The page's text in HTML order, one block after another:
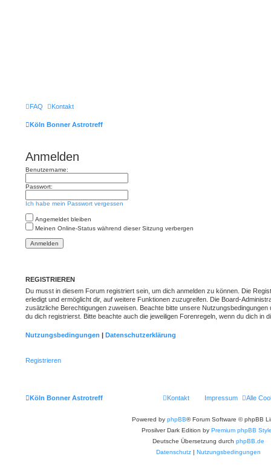
FAQ Kontakt
Köln Bonner Astrotreff
Anmelden
Benutzername:
Passwort:
Ich habe mein Passwort vergessen
Angemeldet bleiben
Meinen Online-Status während dieser Sitzung verbergen
REGISTRIEREN
Du musst in diesem Forum registriert sein, um dich anmelden zu können. Die
erledigt und ermöglicht dir, auf weitere Funktionen zuzugreifen. Die Board-
zusätzliche Berechtigungen zuweisen. Beachte bitte unsere
du dich registrierst. Bitte beachte auch die jeweiligen Forenregeln, wenn du dich in
Nutzungsbedingungen | Datenschutzerklärung
Registrieren
Köln Bonner Astrotreff Alle
Impressum
Kontakt
Powered by phpBB® Forum Software © phpBB
Prosilver Dark Edition by Premium phpBB
Deutsche Übersetzung durch phpBB.de
Datenschutz | Nutzungsbedingungen